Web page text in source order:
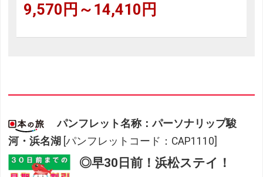
9,570円～14,410円
パンフレット名称：パーソナリップ駿
河・浜名湖 [パンフレットコード：CAP1110]
◎早30日前！浜松ステイ！